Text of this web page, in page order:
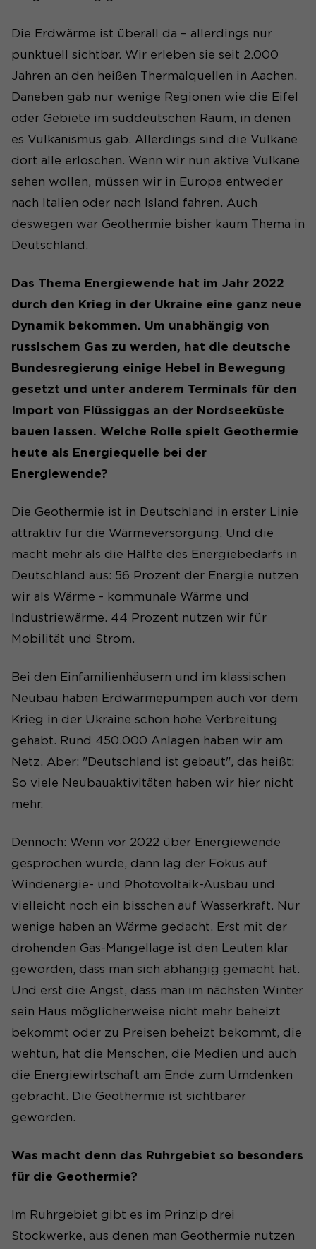
Die Erdwärme ist überall da – allerdings nur
punktuell sichtbar. Wir erleben sie seit 2.000
Jahren an den heißen Thermalquellen in Aachen.
Daneben gab nur wenige Regionen wie die Eifel
oder Gebiete im süddeutschen Raum, in denen
es Vulkanismus gab. Allerdings sind die Vulkane
dort alle erloschen. Wenn wir nun aktive Vulkane
sehen wollen, müssen wir in Europa entweder
nach Italien oder nach Island fahren. Auch
deswegen war Geothermie bisher kaum Thema in
Deutschland.
Das Thema Energiewende hat im Jahr 2022
durch den Krieg in der Ukraine eine ganz neue
Dynamik bekommen. Um unabhängig von
russischem Gas zu werden, hat die deutsche
Bundesregierung einige Hebel in Bewegung
gesetzt und unter anderem Terminals für den
Import von Flüssiggas an der Nordseeküste
bauen lassen. Welche Rolle spielt Geothermie
heute als Energiequelle bei der
Energiewende?
Die Geothermie ist in Deutschland in erster Linie
attraktiv für die Wärmeversorgung. Und die
macht mehr als die Hälfte des Energiebedarfs in
Deutschland aus: 56 Prozent der Energie nutzen
wir als Wärme - kommunale Wärme und
Industriewärme. 44 Prozent nutzen wir für
Mobilität und Strom.
Bei den Einfamilienhäusern und im klassischen
Neubau haben Erdwärmepumpen auch vor dem
Krieg in der Ukraine schon hohe Verbreitung
gehabt. Rund 450.000 Anlagen haben wir am
Netz. Aber: "Deutschland ist gebaut", das heißt:
So viele Neubauaktivitäten haben wir hier nicht
mehr.
Dennoch: Wenn vor 2022 über Energiewende
gesprochen wurde, dann lag der Fokus auf
Windenergie- und Photovoltaik-Ausbau und
vielleicht noch ein bisschen auf Wasserkraft. Nur
wenige haben an Wärme gedacht. Erst mit der
drohenden Gas-Mangellage ist den Leuten klar
geworden, dass man sich abhängig gemacht hat.
Und erst die Angst, dass man im nächsten Winter
sein Haus möglicherweise nicht mehr beheizt
bekommt oder zu Preisen beheizt bekommt, die
wehtun, hat die Menschen, die Medien und auch
die Energiewirtschaft am Ende zum Umdenken
gebracht. Die Geothermie ist sichtbarer
geworden.
Was macht denn das Ruhrgebiet so besonders
für die Geothermie?
Im Ruhrgebiet gibt es im Prinzip drei
Stockwerke, aus denen man Geothermie nutzen